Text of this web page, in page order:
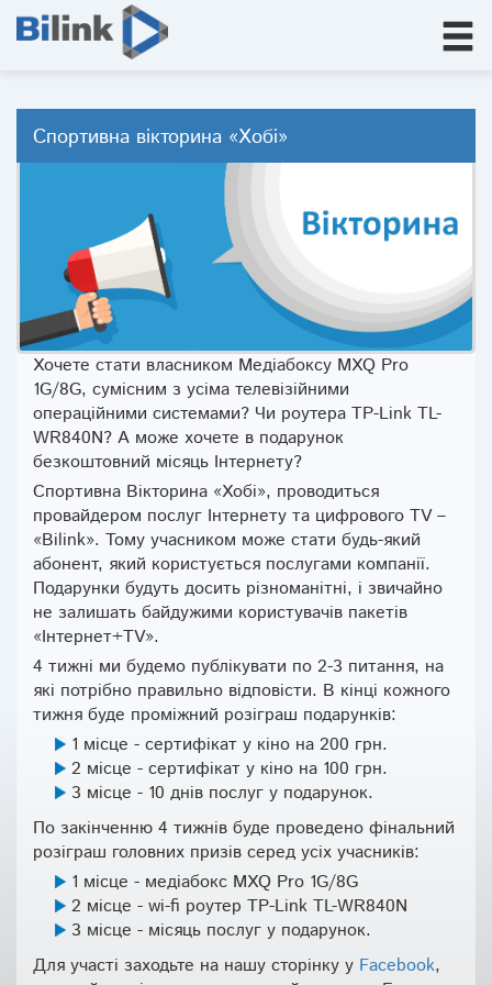
Спортивна вікторина «Хобі»
Хочете стати власником Медіабоксу МХQ Pro
1G/8G, сумісним з усіма телевізійними
операційними системами? Чи роутера TP-Link TL-
WR840N? А може хочете в подарунок
безкоштовний місяць Інтернету?
Спортивна Вікторина «Хобі», проводиться
провайдером послуг Інтернету та цифрового TV –
«Bilink». Тому учасником може стати будь-який
абонент, який користується послугами компанії.
Подарунки будуть досить різноманітні, і звичайно
не залишать байдужими користувачів пакетів
«Інтернет+ТV».
4 тижні ми будемо публікувати по 2-3 питання, на
які потрібно правильно відповісти. В кінці кожного
тижня буде проміжний розіграш подарунків:
1 місце - сертифікат у кіно на 200 грн.
2 місце - сертифікат у кіно на 100 грн.
3 місце - 10 днів послуг у подарунок.
По закінченню 4 тижнів буде проведено фінальний
розіграш головних призів серед усіх учасників:
1 місце - медіабокс МХQ Pro 1G/8G
2 місце - wi-fi роутер TP-Link TL-WR840N
3 місце - місяць послуг у подарунок.
Для участі заходьте на нашу сторінку у Facebook,